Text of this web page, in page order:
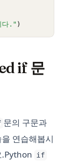
다.")
if 문
문의 구문과
연습해봅시
.Python if